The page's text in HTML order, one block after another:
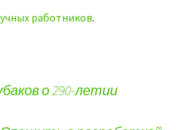
работников.
о 290-летии